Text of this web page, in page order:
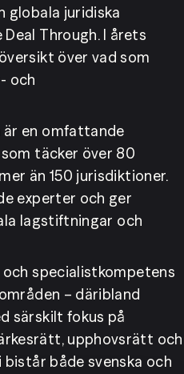
globala juridiska
Through. I årets
över vad som
och
är en omfattande
täcker över 80
än 150 jurisdiktioner.
experter och ger
lagstiftningar och
specialistkompetens
– däribland
särskilt fokus på
upphovsrätt och
både svenska och